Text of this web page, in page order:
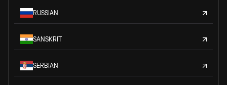
RUSSIAN
SANSKRIT
SERBIAN